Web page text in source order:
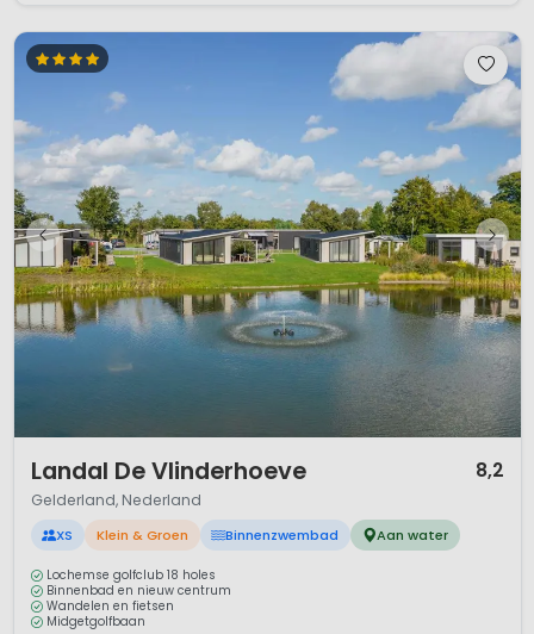
Landal De Vlinderhoeve 8,2
Gelderland, Nederland
XS Klein & Groen Binnenzwembad Aan water
Lochemse golfclub 18 holes
Binnenbad en nieuw centrum
Wandelen en fietsen
Midgetgolfbaan